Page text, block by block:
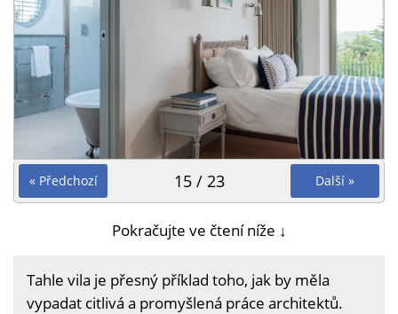
« Předchozí Další »
15 / 23
Pokračujte ve čtení níže ↓
Tahle vila je přesný příklad toho, jak by měla
vypadat citlivá a promyšlená práce architektů.